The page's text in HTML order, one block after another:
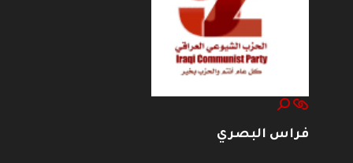
فراس البصري